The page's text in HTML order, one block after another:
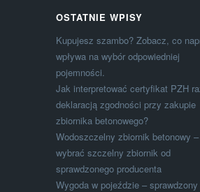
OSTATNIE WPISY
Kupujesz szambo? Zobacz, co
wpływa na wybór odpowiedniej
pojemności.
Jak interpretować certyfikat PZH
deklaracją zgodności przy zakupie
zbiornika betonowego?
Wodoszczelny zbiornik betonowy
wybrać szczelny zbiornik od
sprawdzonego producenta
Wygoda w pojeździe – sprawdzony